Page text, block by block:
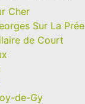
Cher
Sur La Prée
de Court
de-Gy